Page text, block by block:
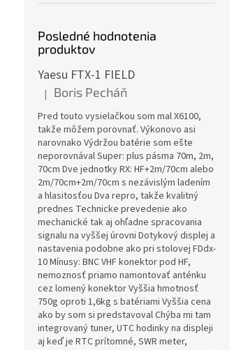
Posledné hodnotenia
produktov
Yaesu FTX-1 FIELD
Hodnotenie produktu je 5 z 5 hviezdičiek.
| Boris Pecháň
Pred touto vysielačkou som mal X6100,
takže môžem porovnať. Výkonovo asi
narovnako Výdržou batérie som ešte
neporovnával Super: plus pásma 70m, 2m,
70cm Dve jednotky RX: HF+2m/70cm alebo
2m/70cm+2m/70cm s nezávislým ladením
a hlasitosťou Dva repro, takže kvalitný
prednes Technicke prevedenie ako
mechanické tak aj ohľadne spracovania
signalu na vyššej úrovni Dotykový displej a
nastavenia podobne ako pri stolovej FDdx-
10 Mínusy: BNC VHF konektor pod HF,
nemoznosť priamo namontovať anténku
cez lomený konektor Vyššia hmotnosť
750g oproti 1,6kg s batériami Vyššia cena
ako by som si predstavoval Chýba mi tam
integrovaný tuner, UTC hodinky na displeji
aj keď je RTC prítomné, SWR meter,